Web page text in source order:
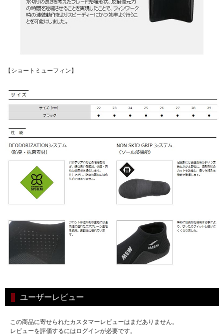
【ショートミューフィン】
ユーザーレビュー
この商品に寄せられたカスタマーレビューはまだありません。
レビューを評価するにはログインが必要です。